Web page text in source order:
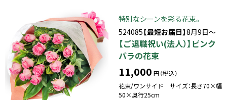
特別なシーンを彩る花束。
524085【最短お届日】8月9日～
【ご退職祝い(法人）】ピンク
バラの花束
11,000 円（税込）
花束/ワンサイド サイズ：長さ70×幅
50×奥行25cm